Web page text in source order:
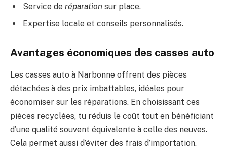
Service de réparation sur place.
Expertise locale et conseils personnalisés.
Avantages économiques des casses auto
Les casses auto à Narbonne offrent des pièces
détachées à des prix imbattables, idéales pour
économiser sur les réparations. En choisissant ces
pièces recyclées, tu réduis le coût tout en bénéficiant
d’une qualité souvent équivalente à celle des neuves.
Cela permet aussi d’éviter des frais d’importation.